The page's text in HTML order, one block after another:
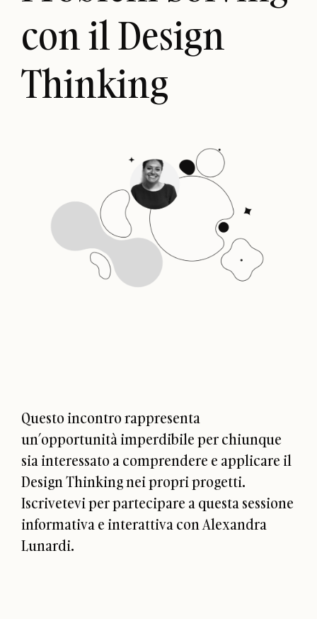
con il Design
Thinking
Questo incontro rappresenta
un’opportunità imperdibile per chiunque
sia interessato a comprendere e applicare il
Design Thinking nei propri progetti.
Iscrivetevi per partecipare a questa sessione
informativa e interattiva con Alexandra
Lunardi.